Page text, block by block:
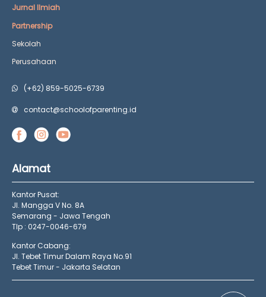
Jurnal Ilmiah
Partnership
Sekolah
Perusahaan
(+62) 859-5025-6739
contact@schoolofparenting.id
Alamat
Kantor Pusat:
Jl. Mangga V No. 8A
Semarang - Jawa Tengah
Tlp : 0247-0046-679
Kantor Cabang:
Jl. Tebet Timur Dalam Raya No.91
Tebet Timur - Jakarta Selatan